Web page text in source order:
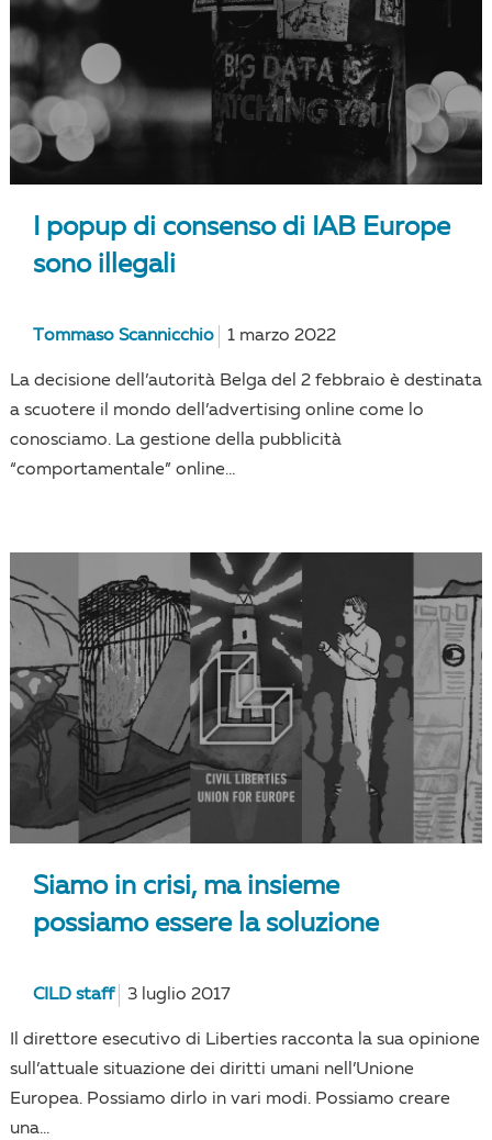
I popup di consenso di IAB Europe
sono illegali
Tommaso Scannicchio 1 marzo 2022
La decisione dell’autorità Belga del 2 febbraio è destinata
a scuotere il mondo dell’advertising online come lo
conosciamo. La gestione della pubblicità
“comportamentale” online...
Siamo in crisi, ma insieme
possiamo essere la soluzione
CILD staff 3 luglio 2017
Il direttore esecutivo di Liberties racconta la sua opinione
sull’attuale situazione dei diritti umani nell’Unione
Europea. Possiamo dirlo in vari modi. Possiamo creare
una...